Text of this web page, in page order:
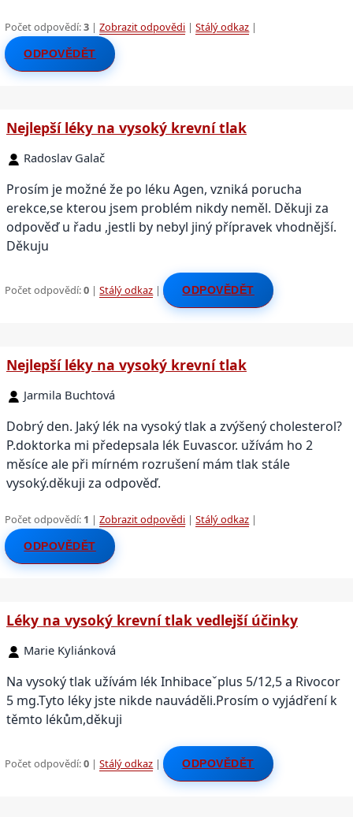
Počet odpovědí:3 |Zobrazit odpovědi |Stálý odkaz |
ODPOVĚDĚT
Nejlepší léky na vysoký krevní tlak
Radoslav Galač
Prosím je možné že po léku Agen, vzniká porucha
erekce,se kterou jsem problém nikdy neměl. Děkuji za
odpověď u řadu ,jestli by nebyl jiný přípravek vhodnější.
Děkuju
Počet odpovědí:0 |Stálý odkaz | ODPOVĚDĚT
Nejlepší léky na vysoký krevní tlak
Jarmila Buchtová
Dobrý den. Jaký lék na vysoký tlak a zvýšený cholesterol?
P.doktorka mi předepsala lék Euvascor. užívám ho 2
měsíce ale při mírném rozrušení mám tlak stále
vysoký.děkuji za odpověď.
Počet odpovědí: 1 |Zobrazit odpovědi |Stálý odkaz |
ODPOVĚDĚT
Léky na vysoký krevní tlak vedlejší účinky
Marie Kyliánková
Na vysoký tlak užívám lék Inhibaceˇplus 5/12,5 a Rivocor
5 mg.Tyto léky jste nikde nauváděli.Prosím o vyjádření k
těmto lékům,děkuji
Počet odpovědí:0 |Stálý odkaz | ODPOVĚDĚT